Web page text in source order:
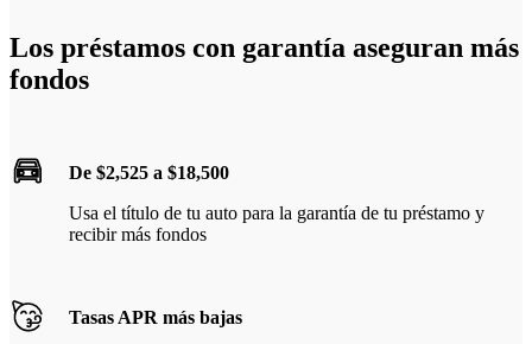
Los préstamos con garantía aseguran más
fondos
De $2,525 a $18,500
Usa el título de tu auto para la garantía de tu préstamo y
recibir más fondos
Tasas APR más bajas